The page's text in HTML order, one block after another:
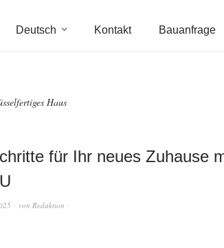
Deutsch Kontakt Bauanfrage
Haus
für Ihr neues Zuhause
von Redaktion